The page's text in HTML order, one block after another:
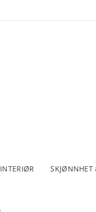
INTERIØR SKJØNNHET